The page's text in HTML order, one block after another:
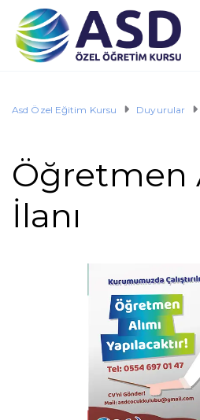
Asd Özel Eğitim Kursu Duyurular
Öğretmen
İlanı